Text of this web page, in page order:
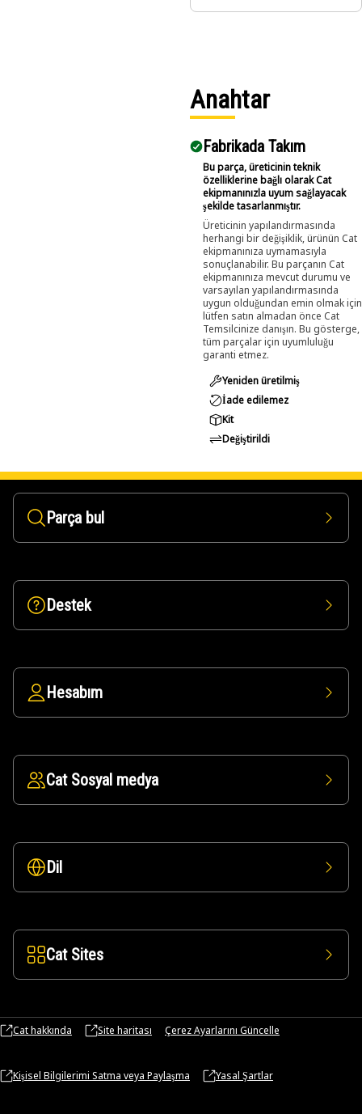
Anahtar
Fabrikada Takım
Bu parça, üreticinin teknik
özelliklerine bağlı olarak Cat
ekipmanınızla uyum sağlayacak
şekilde tasarlanmıştır.
Üreticinin yapılandırmasında
herhangi bir değişiklik, ürünün Cat
ekipmanınıza uymamasıyla
sonuçlanabilir. Bu parçanın Cat
ekipmanınıza mevcut durumu ve
varsayılan yapılandırmasında
uygun olduğundan emin olmak için
lütfen satın almadan önce Cat
Temsilcinize danışın. Bu gösterge,
tüm parçalar için uyumluluğu
garanti etmez.
Yeniden üretilmiş
İade edilemez
Kit
Değiştirildi
Parça bul
Destek
Hesabım
Cat Sosyal medya
Dil
Cat Sites
Cat hakkında Site haritası Çerez Ayarlarını Güncelle
Kişisel Bilgilerimi Satma veya Paylaşma Yasal Şartlar